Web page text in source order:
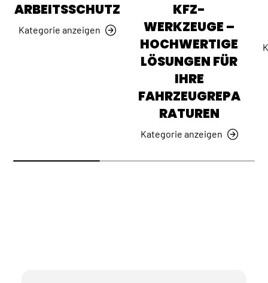
ARBEITSSCHUTZ
Kategorie anzeigen
KFZ-
WERKZEUGE –
HOCHWERTIGE
LÖSUNGEN FÜR
IHRE
FAHRZEUGREPA
RATUREN
Kategorie anzeigen